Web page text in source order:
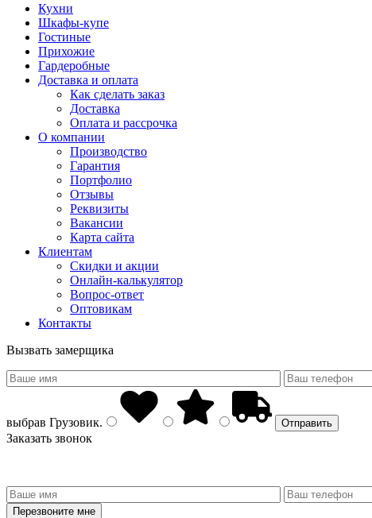
Кухни
Шкафы-купе
Гостиные
Прихожие
Гардеробные
Доставка и оплата
Как сделать заказ
Доставка
Оплата и рассрочка
О компании
Производство
Гарантия
Портфолио
Отзывы
Реквизиты
Вакансии
Карта сайта
Клиентам
Скидки и акции
Онлайн-калькулятор
Вопрос-ответ
Оптовикам
Контакты
Вызвать замерщика
выбрав Грузовик.
Заказать звонок